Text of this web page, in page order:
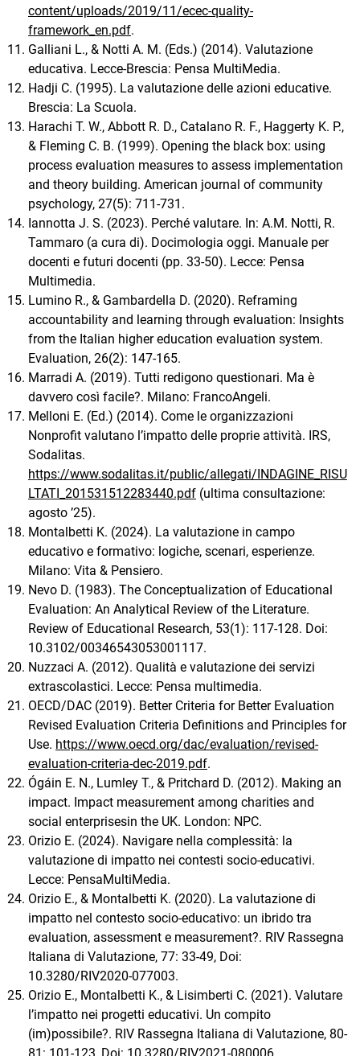
content/uploads/2019/11/ecec-quality-
framework_en.pdf.
Galliani L., & Notti A. M. (Eds.) (2014). Valutazione
educativa. Lecce-Brescia: Pensa MultiMedia.
Hadji C. (1995). La valutazione delle azioni educative.
Brescia: La Scuola.
Harachi T. W., Abbott R. D., Catalano R. F., Haggerty K. P.,
& Fleming C. B. (1999). Opening the black box: using
process evaluation measures to assess implementation
and theory building. American journal of community
psychology, 27(5): 711-731.
Iannotta J. S. (2023). Perché valutare. In: A.M. Notti, R.
Tammaro (a cura di). Docimologia oggi. Manuale per
docenti e futuri docenti (pp. 33-50). Lecce: Pensa
Multimedia.
Lumino R., & Gambardella D. (2020). Reframing
accountability and learning through evaluation: Insights
from the Italian higher education evaluation system.
Evaluation, 26(2): 147-165.
Marradi A. (2019). Tutti redigono questionari. Ma è
davvero così facile?. Milano: FrancoAngeli.
Melloni E. (Ed.) (2014). Come le organizzazioni
Nonprofit valutano l’impatto delle proprie attività. IRS,
Sodalitas.
https://www.sodalitas.it/public/allegati/INDAGINE_RISU
LTATI_201531512283440.pdf (ultima consultazione:
agosto ’25).
Montalbetti K. (2024). La valutazione in campo
educativo e formativo: logiche, scenari, esperienze.
Milano: Vita & Pensiero.
Nevo D. (1983). The Conceptualization of Educational
Evaluation: An Analytical Review of the Literature.
Review of Educational Research, 53(1): 117-128. Doi:
10.3102/00346543053001117.
Nuzzaci A. (2012). Qualità e valutazione dei servizi
extrascolastici. Lecce: Pensa multimedia.
OECD/DAC (2019). Better Criteria for Better Evaluation
Revised Evaluation Criteria Definitions and Principles for
Use. https://www.oecd.org/dac/evaluation/revised-
evaluation-criteria-dec-2019.pdf.
Ógáin E. N., Lumley T., & Pritchard D. (2012). Making an
impact. Impact measurement among charities and
social enterprisesin the UK. London: NPC.
Orizio E. (2024). Navigare nella complessità: la
valutazione di impatto nei contesti socio-educativi.
Lecce: PensaMultiMedia.
Orizio E., & Montalbetti K. (2020). La valutazione di
impatto nel contesto socio-educativo: un ibrido tra
evaluation, assessment e measurement?. RIV Rassegna
Italiana di Valutazione, 77: 33-49, Doi:
10.3280/RIV2020-077003.
Orizio E., Montalbetti K., & Lisimberti C. (2021). Valutare
l’impatto nei progetti educativi. Un compito
(im)possibile?. RIV Rassegna Italiana di Valutazione, 80-
81: 101-123, Doi: 10.3280/RIV2021-080006.